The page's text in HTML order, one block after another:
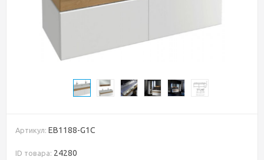
Артикул: EB1188-G1C
ID товара: 24280